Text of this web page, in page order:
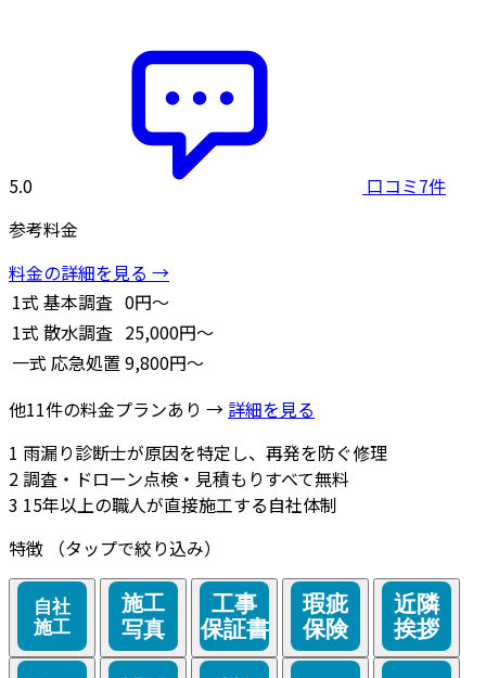
5.0
口コミ7件
参考料金
料金の詳細を見る →
1式 基本調査 0円～
1式 散水調査 25,000円～
一式 応急処置 9,800円～
他11件の料金プランあり → 詳細を見る
1 雨漏り診断士が原因を特定し、再発を防ぐ修理
2調査・ドローン点検・見積もりすべて無料
3 15年以上の職人が直接施工する自社体制
特徴
（タップで絞り込み）